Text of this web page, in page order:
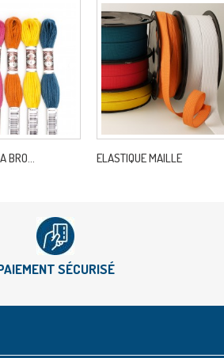
BRO... ELASTIQUE MAILLE
SÉCURISÉ